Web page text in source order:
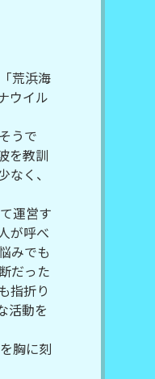
荒浜海
ウイル
うで
を教訓
く、
運営す
が呼べ
みでも
だった
指折り
活動を
胸に刻